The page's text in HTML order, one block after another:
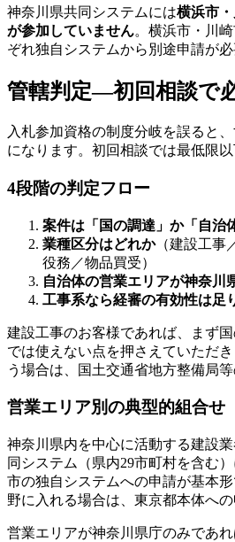
神奈川県共同システムには横浜市
が参加していません。横浜市・川
ぞれ独自システムから別途申請が必
管轄判定—初回相談で
入札参加資格の制度分岐を誤ると
になります。初回相談では最低限以
4段階の判定フロー
案件は「国の調達」か「自治
業種区分はどれか（建設工事
役務／物品買受）
自治体の営業エリアが神奈川
工事系なら経審の有効性は足
建設工事のお客様であれば、まず
では使えない点を押さえていただ
う場合は、国土交通省地方整備局
営業エリア別の典型的組合せ
神奈川県内を中心に活動する建設
同システム（県内29市町村を含む
市の独自システムへの申請が基本
野に入れる場合は、東京都本体への
営業エリアが神奈川県庁のみであ